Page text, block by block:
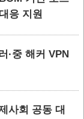
응 지원
·중 해커 VPN
사회 공동 대